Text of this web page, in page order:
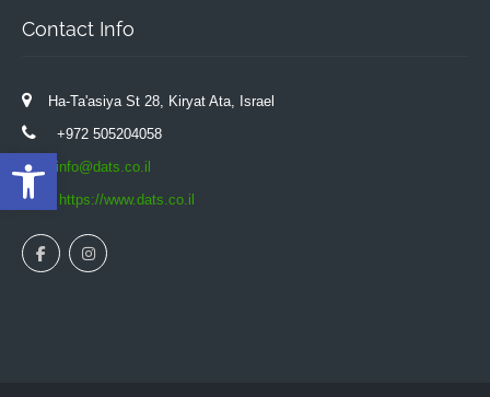
Contact Info
Ha-Ta'asiya St 28, Kiryat Ata, Israel
+972 505204058
info@dats.co.il
https://www.dats.co.il
Open toolbar